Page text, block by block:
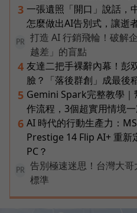
3 一張遺照「開口」說話，
怎麼做出AI告別式，讓逝
PR
打造 AI 行銷飛輪！破解
越差」的盲點
4 友達二把手裸辭內幕！彭
臉？「落後群創」成最後
5 Gemini Spark完整教學
作流程，3個超實用情境
6 AI 時代的行動生產力：
Prestige 14 Flip AI+ 重
PC？
PR
告別極速迷思！台灣大
標準